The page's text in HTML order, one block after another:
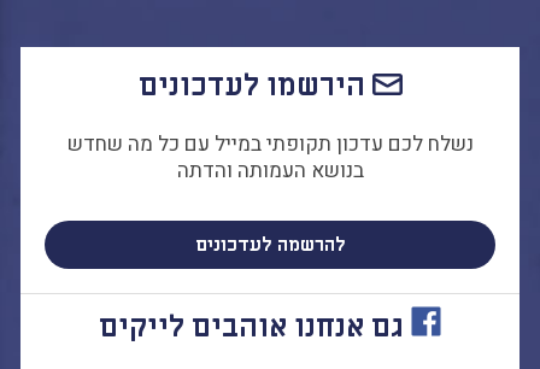
הירשמו לעדכונים
נשלח לכם עדכון תקופתי במייל עם כל מה שחדש
בנושא העמותה והדתה
להרשמה לעדכונים
גם אנחנו אוהבים לייקים